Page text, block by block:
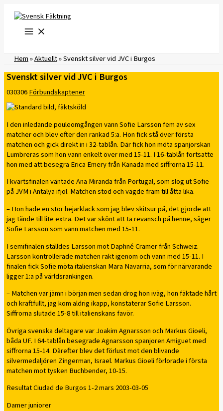
innehåll
Hem»Aktuellt»Svenskt silver vid JVC i Burgos
Svenskt silver vid JVC i Burgos
030306Förbundskaptener
I den inledande pouleomgången vann Sofie Larsson fem av sex
matcher och blev efter den rankad 5:a. Hon fick stå över första
matchen och gick direkt in i 32-tablån. Där fick hon möta spanjorskan
Lumbreras som hon vann enkelt över med 15-11. I 16-tablån fortsatte
hon med att besegra Erica Emery från Kanada med siffrorna 15-11.
I kvartsfinalen väntade Ana Miranda från Portugal, som slog ut Sofie
på JVM i Antalya ifjol. Matchen stod och vägde fram till åtta lika.
– Hon hade en stor hejarklack som jag blev skitsur på, det gjorde att
jag tände till lite extra. Det var skönt att ta revansch på henne, säger
Sofie Larsson som vann matchen med 15-11.
I semifinalen ställdes Larsson mot Daphné Cramer från Schweiz.
Larsson kontrollerade matchen rakt igenom och vann med 15-11. I
finalen fick Sofie möta italienskan Mara Navarria, som för närvarande
ligger 1:a på världsrankingen.
– Matchen var jämn i början men sedan drog hon iväg, hon fäktade hårt
och kraftfullt, jag kom aldrig ikapp, konstaterar Sofie Larsson.
Siffrorna slutade 15-8 till italienskans favör.
Övriga svenska deltagare var Joakim Agnarsson och Markus Gioeli,
båda UF. I 64-tablån besegrade Agnarsson spanjoren Amiguet med
siffrorna 15-14. Därefter blev det förlust mot den blivande
silvermedaljören Zingerman, Israel. Markus Gioeli förlorade i första
matchen mot tysken Buchbender, 10-15.
Resultat Ciudad de Burgos 1-2 mars 2003-03-05
Damer juniorer